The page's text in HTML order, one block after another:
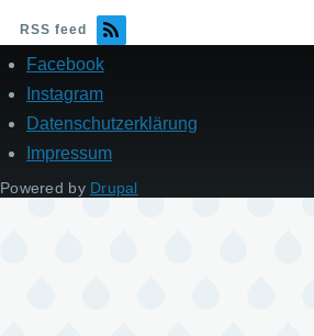
RSS feed
Fußzeile
Facebook
Instagram
Datenschutzerklärung
Impressum
Powered by Drupal